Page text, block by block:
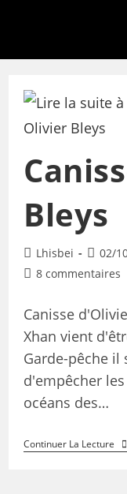
Bleys
Lhisbei 02/
8 commentaires
Canisse
Xhan vient
Garde-pêche
d'empêcher
océans des…
Continuer La Lecture